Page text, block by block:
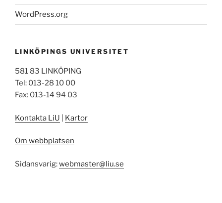
WordPress.org
LINKÖPINGS UNIVERSITET
581 83 LINKÖPING
Tel: 013-28 10 00
Fax: 013-14 94 03
Kontakta LiU Kartor
Om webbplatsen
Sidansvarig:webmaster@liu.se